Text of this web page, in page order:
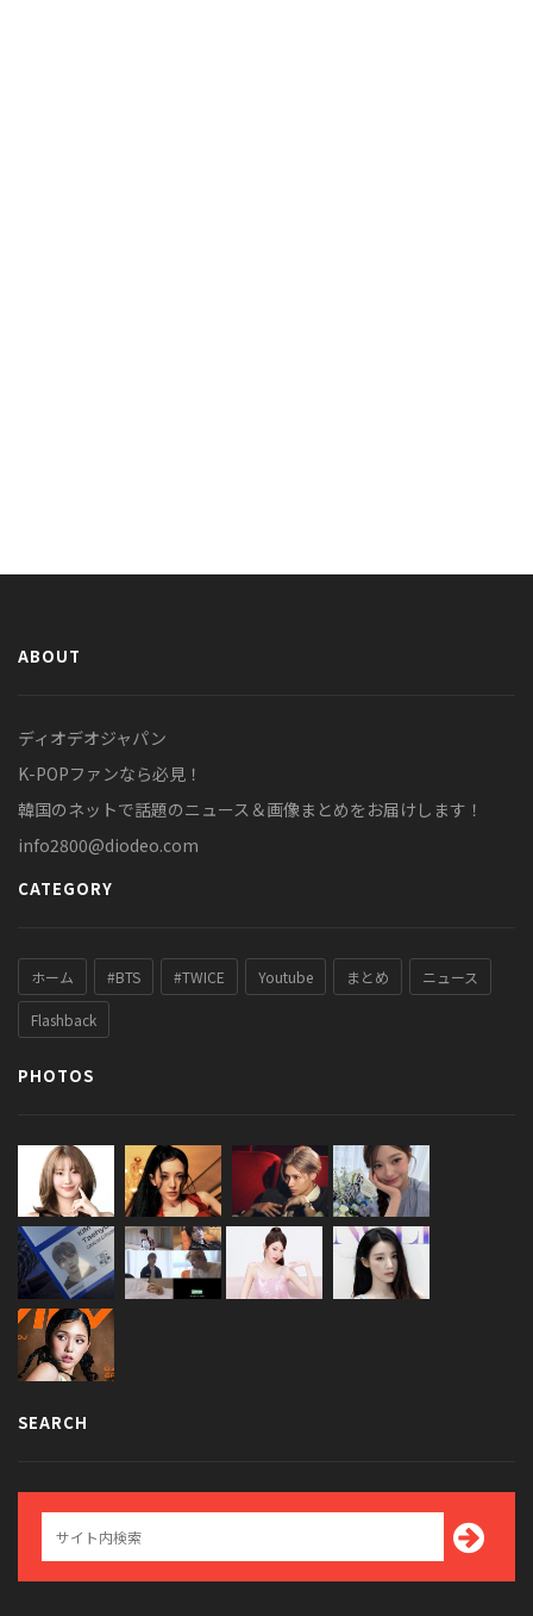
ABOUT
ディオデオジャパン
K-POPファンなら必見！
韓国のネットで話題のニュース＆画像まとめをお届けします！
info2800@diodeo.com
CATEGORY
ホーム #BTS #TWICE Youtube まとめ ニュース
Flashback
PHOTOS
SEARCH